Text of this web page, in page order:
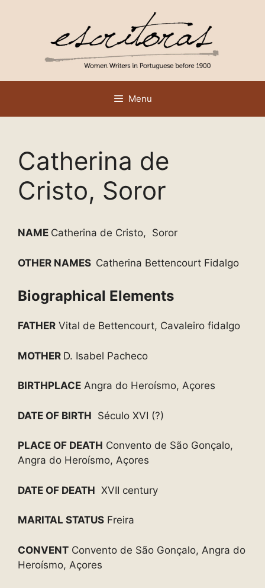
Menu
Catherina de
Cristo, Soror
NAME Catherina de Cristo, Soror
OTHER NAMES Catherina Bettencourt Fidalgo
Biographical Elements
FATHER Vital de Bettencourt, Cavaleiro fidalgo
MOTHER D. Isabel Pacheco
BIRTHPLACE Angra do Heroísmo, Açores
DATE OF BIRTH Século XVI (?)
PLACE OF DEATH Convento de São Gonçalo,
Angra do Heroísmo, Açores
DATE OF DEATH XVII century
MARITAL STATUS Freira
CONVENT Convento de São Gonçalo, Angra do
Heroísmo, Açores